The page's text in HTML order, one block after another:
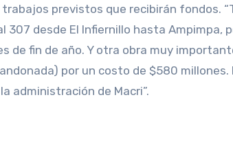
previstos que recibirán fondos.
desde El Infiernillo hasta Ampimpa,
de fin de año. Y otra obra muy
por un costo de $580
administración de Macri”.